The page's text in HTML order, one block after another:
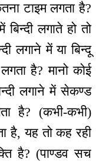
टाइम लगता है?
लगाते हो तो
लगाने में या बिन्दू
है? मानो कोई
लगाने में सेकण्ड
है? (कभी-कभी)
है, यह तो कह रही
है? (पाण्डव सच